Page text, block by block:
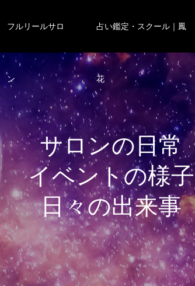
フルリールサロ
ン
占い鑑定・スクール｜鳳
花
サロンの日常
イベントの様子
日々の出来事